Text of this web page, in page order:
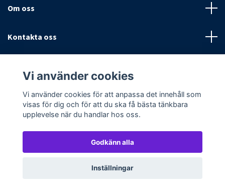
Om oss
Kontakta oss
Sociala medier
© 2026 TextilpoolenPowered by Quickbutik
Vi använder cookies
Vi använder cookies för att anpassa det innehåll som
visas för dig och för att du ska få bästa tänkbara
upplevelse när du handlar hos oss.
Godkänn alla
Inställningar